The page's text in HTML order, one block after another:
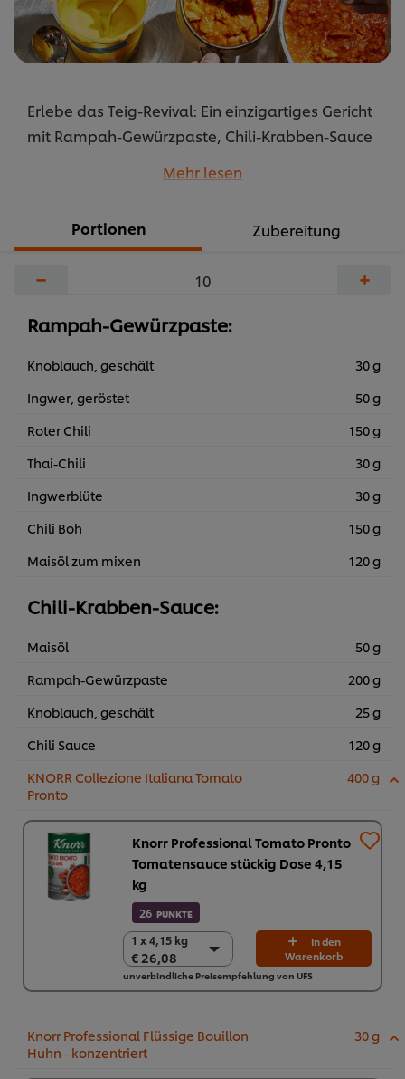
Erlebe das Teig-Revival: Ein einzigartiges Gericht
mit Rampah-Gewürzpaste, Chili-Krabben-Sauce
Abenteuer, das deinen Gaumen verzaubert.
Mehr lesen
Portionen Zubereitung
− +
Rampah-Gewürzpaste:
Knoblauch, geschält
30 g
Ingwer, geröstet
50 g
Roter Chili
150 g
Thai-Chili
30 g
Ingwerblüte
30 g
Chili Boh
150 g
Maisöl zum mixen
120 g
Chili-Krabben-Sauce:
Maisöl
50 g
Rampah-Gewürzpaste
200 g
Knoblauch, geschält
25 g
Chili Sauce
120 g
KNORR Collezione Italiana Tomato
Pronto
400 g
Knorr Professional Tomato Pronto
Tomatensauce stückig Dose 4,15
kg
26 PUNKTE
1 x 4,15 kg
€ 26,08
1 x 4,15 kg
€ 26,08
3 x 4,15 kg
In den
Warenkorb
unverbindliche Preisempfehlung von UFS
Knorr Professional Flüssige Bouillon
Huhn - konzentriert
30 g